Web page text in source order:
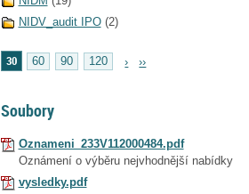
NIDV_audit IPO (2)
30 60 90 120 › ››
Soubory
Oznameni_233V112000484.pdf
Oznámení o výběru nejvhodnější nabídky
vysledky.pdf